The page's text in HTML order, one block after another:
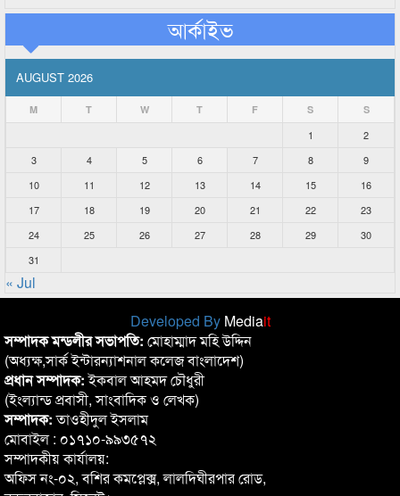
আর্কাইভ
AUGUST 2026
M T W T F S S
1
2
3
4 5 6 7 8
9
10
11 12 13 14 15
16
17
18 19 20 21 22
23
24
25 26 27 28 29
30
31
« Jul
Developed By Mediait
সম্পাদক মন্ডলীর সভাপতি: মোহাম্মাদ মহি উদ্দিন
(অধ্যক্ষ,সার্ক ইন্টারন্যাশনাল কলেজ বাংলাদেশ)
প্রধান সম্পাদক:ইকবাল আহমদ চৌধুরী
(ইংল্যান্ড প্রবাসী, সাংবাদিক ও লেখক)
সম্পাদক:তাওহীদুল ইসলাম
মোবাইল : ০১৭১০-৯৯৩৫৭২
সম্পাদকীয় কার্যালয়:
অফিস নং-০২, বশির কমপ্লেক্স, লালদিঘীরপার রোড,